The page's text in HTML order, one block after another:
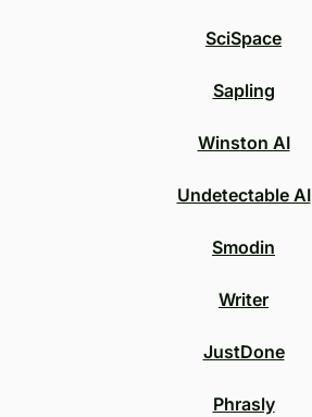
SciSpace
Sapling
Winston AI
Undetectable AI
Smodin
Writer
JustDone
Phrasly